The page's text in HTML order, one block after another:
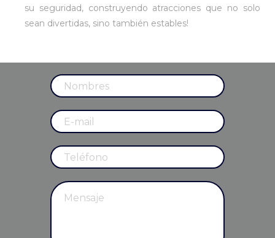
su seguridad, construyendo atracciones que no solo
sean divertidas, sino también estables!